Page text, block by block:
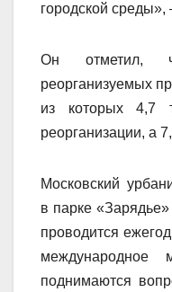
городской
Он отметил,
реорганизуемых
из которых 4,7
реорганизации, а
Московский
в парке
проводится
международное
поднимаются